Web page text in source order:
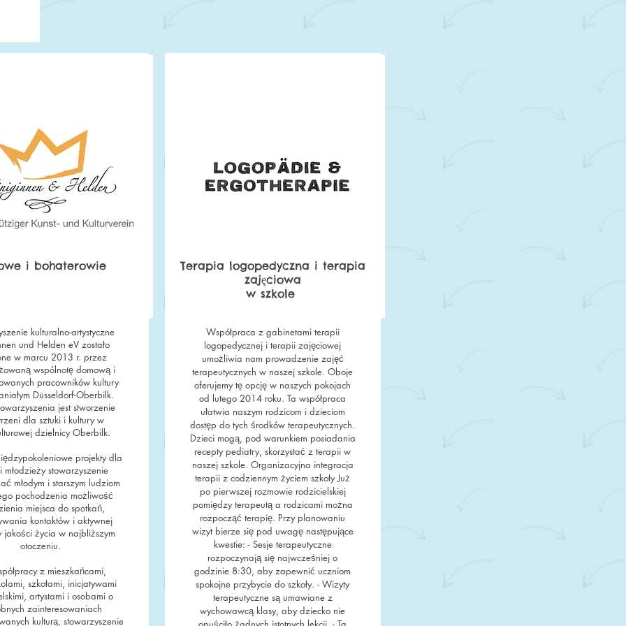
i bohaterowie
kulturalno-artystyczne
und Helden eV zostało
w marcu 2013 r. przez
wspólnotę domową i
pracowników kultury
Düsseldorf-Oberbilk.
jest stworzenie
dla sztuki i kultury w
dzielnicy Oberbilk.
projekty dla
młodzieży stowarzyszenie
młodym i starszym ludziom
pochodzenia możliwość
miejsca do spotkań,
kontaktów i aktywnej
jakości życia w najbliższym
otoczeniu.
z mieszkańcami,
szkołami, inicjatywami
artystami i osobami o
zainteresowaniach
kulturą, stowarzyszenie
Terapia logopedyczna i terapia
zajęciowa
w szkole
Współpraca z gabinetami terapii
logopedycznej i terapii zajęciowej
umożliwia nam prowadzenie zajęć
terapeutycznych w naszej szkole. Oboje
oferujemy tę opcję w naszych pokojach
od lutego 2014 roku. Ta współpraca
ułatwia naszym rodzicom i dzieciom
dostęp do tych środków terapeutycznych.
Dzieci mogą, pod warunkiem posiadania
recepty pediatry, skorzystać z terapii w
naszej szkole. Organizacyjna integracja
terapii z codziennym życiem szkoły Już
po pierwszej rozmowie rodzicielskiej
pomiędzy terapeutą a rodzicami można
rozpocząć terapię. Przy planowaniu
wizyt bierze się pod uwagę następujące
kwestie: - Sesje terapeutyczne
rozpoczynają się najwcześniej o
godzinie 8:30, aby zapewnić uczniom
spokojne przybycie do szkoły. - Wizyty
terapeutyczne są umawiane z
wychowawcą klasy, aby dziecko nie